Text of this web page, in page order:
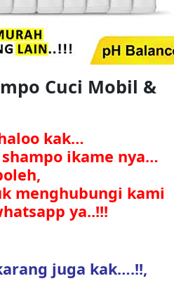
Cuci Mobil &
kak…
ikame nya…
menghubungi kami
ya..!!!
juga kak….!!,